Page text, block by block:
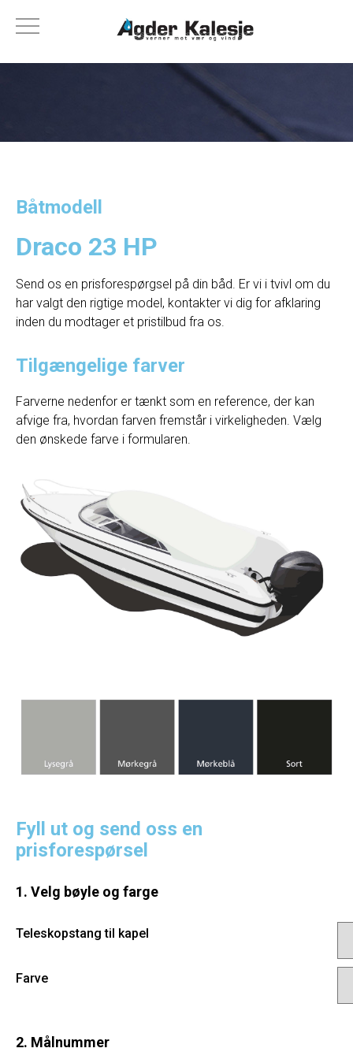
Båtmodell
Draco 23 HP
Send os en prisforespørgsel på din båd. Er vi i tvivl om du
har valgt den rigtige model, kontakter vi dig for afklaring
inden du modtager et pristilbud fra os.
Tilgængelige farver
Farverne nedenfor er tænkt som en reference, der kan
afvige fra, hvordan farven fremstår i virkeligheden. Vælg
den ønskede farve i formularen.
Fyll ut og send oss en
prisforespørsel
1. Velg bøyle og farge
Teleskopstang til kapel
Farve
2. Målnummer